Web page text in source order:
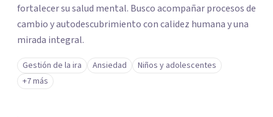
fortalecer su salud mental. Busco acompañar procesos de
cambio y autodescubrimiento con calidez humana y una
mirada integral.
Gestión de la ira Ansiedad
Niños y adolescentes
+7 más